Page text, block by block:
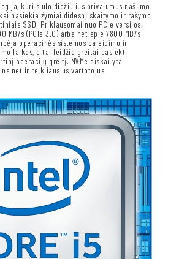
kuri siūlo didžiulius privalumus našumo
pasiekia žymiai didesnį skaitymo ir rašymo
SSD. Priklausomai nuo PCIe versijos,
MB/s (PCIe 3.0) arba net apie 7800 MB/s
operacinės sistemos paleidimo ir
laikas, o tai leidžia greitai pasiekti
operacijų greitį. NVMe diskai yra
net ir reikliausius vartotojus.